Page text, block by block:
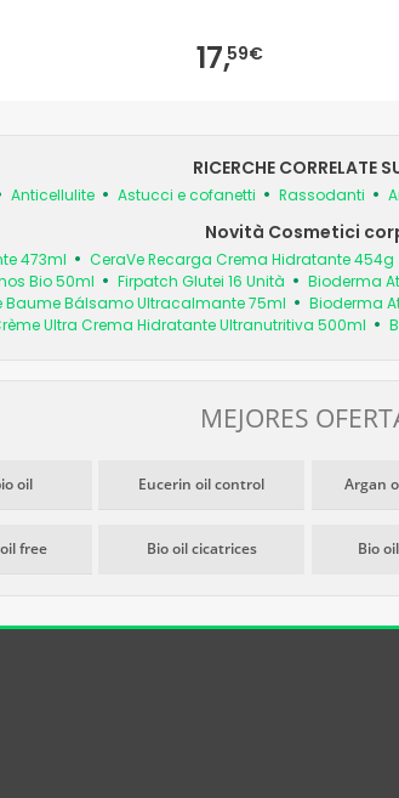
17,59€
RICERCHE CORRELATE
Anticellulite Astucci e cofanetti Rassodanti
Novità Cosmetici
473ml CeraVe Recarga Crema Hidratante 454g
Bio 50ml
Firpatch Glutei 16 Unità
Bioderma
Baume Bálsamo Ultracalmante 75ml
Bioderma
Ultra Crema Hidratante Ultranutritiva 500ml
MEJORES
oil Eucerin oil control Argan
free Bio oil cicatrices Bio